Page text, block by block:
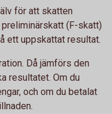
för att skatten
(F-skatt)
ett uppskattat resultat.
Då jämförs den
resultatet. Om du
och om du betalat